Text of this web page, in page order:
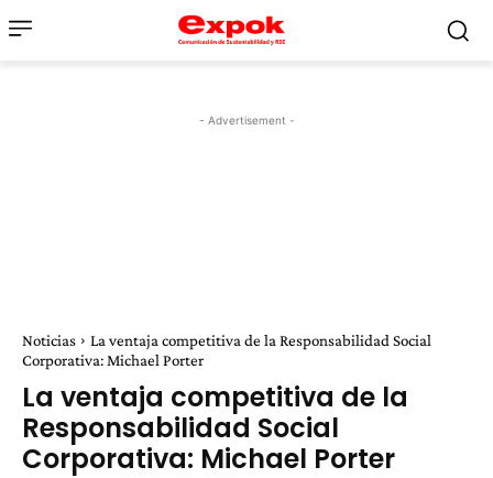
- Advertisement -
Noticias
La ventaja competitiva de la Responsabilidad Social
Corporativa: Michael Porter
La ventaja competitiva de la
Responsabilidad Social
Corporativa: Michael Porter